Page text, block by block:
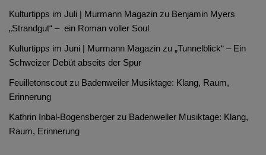
Kulturtipps im Juli | Murmann Magazin zu Benjamin Myers
„Strandgut“ – ein Roman voller Soul
Kulturtipps im Juni | Murmann Magazin zu „Tunnelblick“ – Ein
Schweizer Debüt abseits der Spur
Feuilletonscout zu Badenweiler Musiktage: Klang, Raum,
Erinnerung
Kathrin Inbal-Bogensberger zu Badenweiler Musiktage: Klang,
Raum, Erinnerung